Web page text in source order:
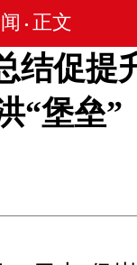
• 正文
结促提
“堡垒”